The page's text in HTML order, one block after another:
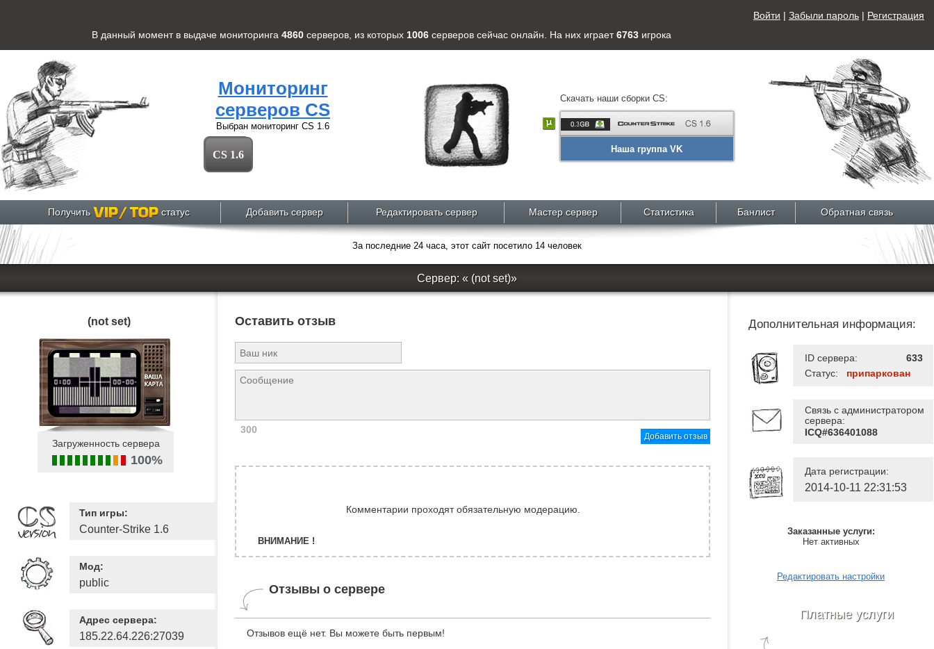
Войти | Забыли пароль | Регистрация
В данный момент в выдаче мониторинга 4860 серверов , из которых 1006 серверов сейчас онлайн. На них играет6763 игрока
Мониторинг
серверов CS
Выбран мониторинг CS 1.6
CS 1.6
Скачать наши сборки CS:
Наша группа VK
Получить статус Добавить сервер Редактировать сервер Мастер сервер Статистика Банлист Обратная связь
За последние 24 часа, этот сайт посетило 14 человек
Сервер: « (not set)»
(not set)
Загруженность сервера
100%
Тип игры:
Counter-Strike 1.6
Мод:
public
Адрес сервера:
185.22.64.226:27039
Оставить отзыв
300
Добавить отзыв
ВНИМАНИЕ !
Комментарии проходят обязательную модерацию.
Отзывы о сервере
Отзывов ещё нет. Вы можете быть первым!
Дополнительная информация:
ID сервера:
633
Статус:
припаркован
Связь с администратором
сервера:
ICQ#636401088
Дата регистрации:
2014-10-11 22:31:53
Заказанные услуги:
Нет активных
Редактировать настройки
Платные услуги